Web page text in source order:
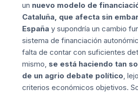
un nuevo modelo de
Cataluña, que afecta sin
Españay supondría un cambio
sistema de financiación
falta de contar con suficientes
mismo, se está haciendo tan
de un agrio debate político,
criterios económicos objetivos.